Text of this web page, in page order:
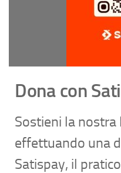
Dona con
Sostieni la nostra
effettuando una
Satispay, il pratico